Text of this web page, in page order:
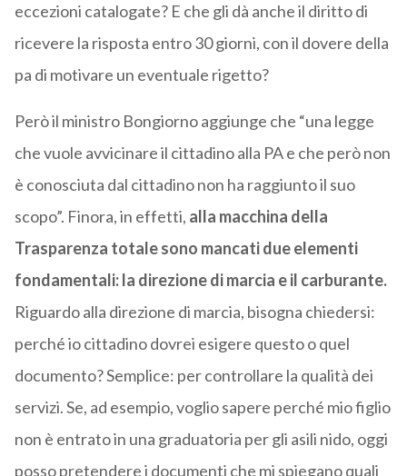
eccezioni catalogate? E che gli dà anche il diritto di
ricevere la risposta entro 30 giorni, con il dovere della
pa di motivare un eventuale rigetto?
Però il ministro Bongiorno aggiunge che “una legge
che vuole avvicinare il cittadino alla PA e che però non
è conosciuta dal cittadino non ha raggiunto il suo
scopo”. Finora, in effetti, alla macchina della
Trasparenza totale sono mancati due elementi
fondamentali: la direzione di marcia e il carburante.
Riguardo alla direzione di marcia, bisogna chiedersi:
perché io cittadino dovrei esigere questo o quel
documento? Semplice: per controllare la qualità dei
servizi. Se, ad esempio, voglio sapere perché mio figlio
non è entrato in una graduatoria per gli asili nido, oggi
posso pretendere i documenti che mi spiegano quali